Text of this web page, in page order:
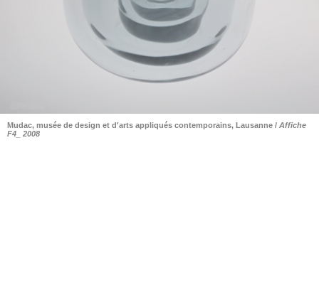
Mudac, musée de design et d'arts appliqués contemporains, Lausanne / Affiche
F4_ 2008